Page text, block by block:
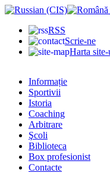
RSS
Scrie-ne
Harta
Informație
Sportivii
Istoria
Coaching
Arbitrare
Şcoli
Biblioteca
Box profesionist
Contacte